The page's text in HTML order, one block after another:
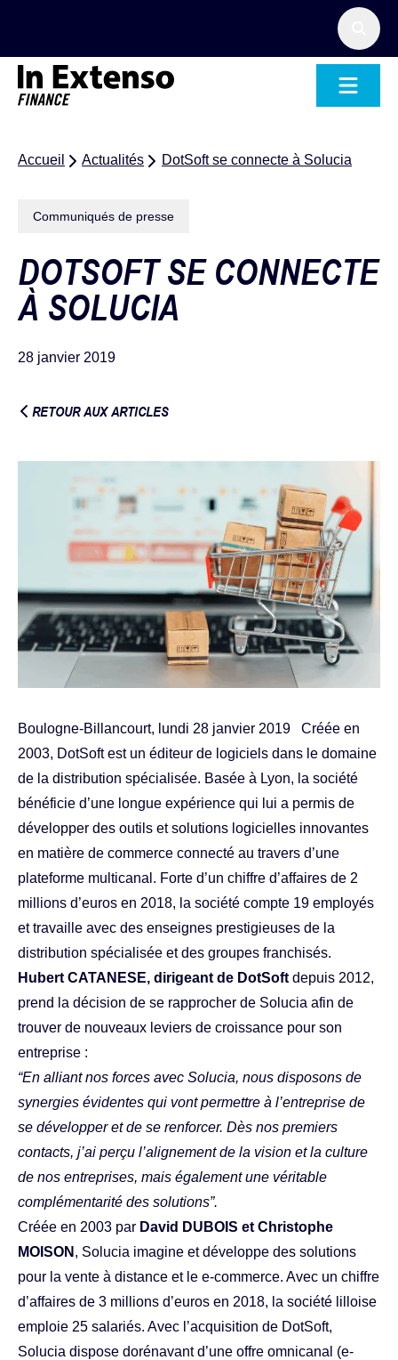
Accueil Actualités DotSoft se connecte à Solucia
Communiqués de presse
DOTSOFT SE CONNECTE
À SOLUCIA
28 janvier 2019
RETOUR AUX ARTICLES
Boulogne-Billancourt, lundi 28 janvier 2019 Créée en
2003, DotSoft est un éditeur de logiciels dans le domaine
de la distribution spécialisée. Basée à Lyon, la société
bénéficie d’une longue expérience qui lui a permis de
développer des outils et solutions logicielles innovantes
en matière de commerce connecté au travers d’une
plateforme multicanal. Forte d’un chiffre d’affaires de 2
millions d’euros en 2018, la société compte 19 employés
et travaille avec des enseignes prestigieuses de la
distribution spécialisée et des groupes franchisés.
Hubert CATANESE, dirigeant de DotSoft depuis 2012,
prend la décision de se rapprocher de Solucia afin de
trouver de nouveaux leviers de croissance pour son
entreprise :
“En alliant nos forces avec Solucia, nous disposons de
synergies évidentes qui vont permettre à l’entreprise de
se développer et de se renforcer. Dès nos premiers
contacts, j’ai perçu l’alignement de la vision et la culture
de nos entreprises, mais également une véritable
complémentarité des solutions”.
Créée en 2003 par David DUBOIS et Christophe
MOISON , Solucia imagine et développe des solutions
pour la vente à distance et le e-commerce. Avec un chiffre
d’affaires de 3 millions d’euros en 2018, la société lilloise
emploie 25 salariés. Avec l’acquisition de DotSoft,
Solucia dispose dorénavant d’une offre omnicanal (e-